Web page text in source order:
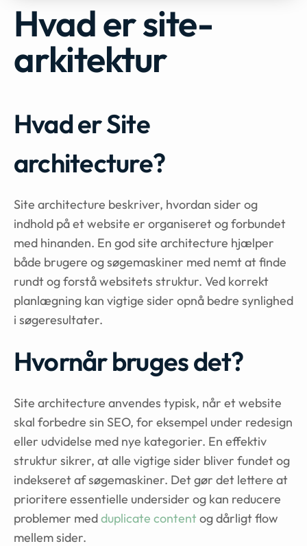
Hvad er site-
arkitektur
Hvad er Site
architecture?
Site architecture beskriver, hvordan sider og
indhold på et website er organiseret og forbundet
med hinanden. En god site architecture hjælper
både brugere og søgemaskiner med nemt at finde
rundt og forstå websitets struktur. Ved korrekt
planlægning kan vigtige sider opnå bedre synlighed
i søgeresultater.
Hvornår bruges det?
Site architecture anvendes typisk, når et website
skal forbedre sin SEO, for eksempel under redesign
eller udvidelse med nye kategorier. En effektiv
struktur sikrer, at alle vigtige sider bliver fundet og
indekseret af søgemaskiner. Det gør det lettere at
prioritere essentielle undersider og kan reducere
problemer medduplicate contentog dårligt flow
mellem sider.